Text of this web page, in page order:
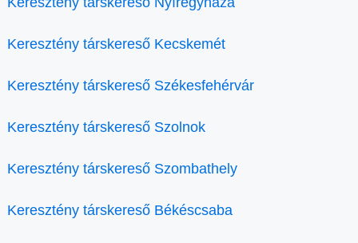
Keresztény társkereső Kecskemét
Keresztény társkereső Székesfehérvár
Keresztény társkereső Szolnok
Keresztény társkereső Szombathely
Keresztény társkereső Békéscsaba